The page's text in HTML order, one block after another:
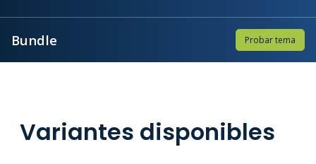
Bundle Probar tema
Variantes disponibles